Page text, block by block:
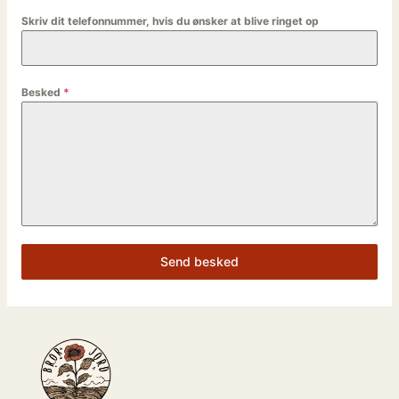
Skriv dit telefonnummer, hvis du ønsker at blive ringet op
Besked *
Send besked